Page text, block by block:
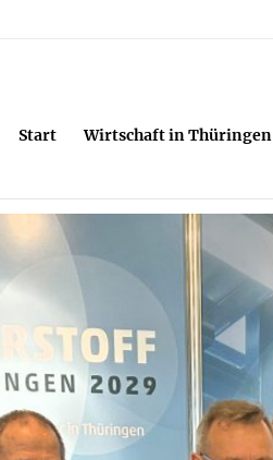
Start Wirtschaft in Thüringen